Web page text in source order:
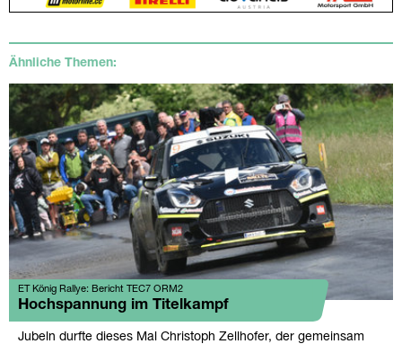
Ähnliche Themen:
ET König Rallye: Bericht TEC7 ORM2
Hochspannung im Titelkampf
Jubeln durfte dieses Mal Christoph Zellhofer, der gemeinsam